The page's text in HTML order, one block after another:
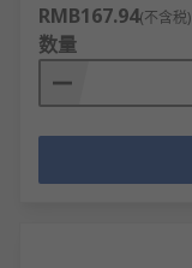
RMB167.94(不含税)
数量